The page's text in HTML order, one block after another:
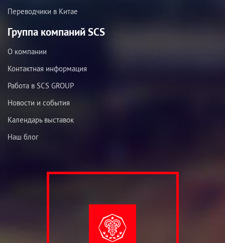
Переводчики в Китае
Группа компаний SCS
О компании
Контактная информация
Работа в SCS GROUP
Новости и события
Календарь выставок
Наш блог